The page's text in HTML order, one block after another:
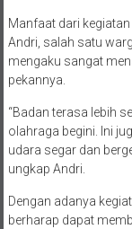
Manfaat dari
Andri, salah satu
mengaku sangat
pekannya.
“Badan terasa lebih
olahraga begini. Ini
udara segar dan
ungkap Andri.
Dengan adanya
berharap dapat